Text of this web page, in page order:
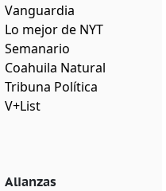
Vanguardia
Lo mejor de NYT
Semanario
Coahuila Natural
Tribuna Política
V+List
Alianzas